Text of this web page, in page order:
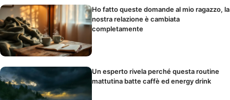
Ho fatto queste domande al mio ragazzo, la
nostra relazione è cambiata
completamente
Un esperto rivela perché questa routine
mattutina batte caffè ed energy drink